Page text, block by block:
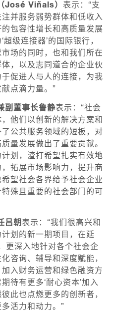
José Viñals） 表示：“支
并服务弱势群体和低收入
包容性增长和高质量发展
级连接器’的国际银行，
场的同时，也和我们所在
，以及志同道合的企业伙
促进人与人的连接，为我
点滴力量。”
董事长鲁静表示：“社会
他们以创新的解决方案和
公共服务领域的短板，对
量发展做出了重要贡献。
划，渣打希望扎实有效地
拓展市场影响力，提升商
望社会各界给予社会企业
殊且重要的社会部门的可
朝表示：“我们很高兴和
划的新一期项目，在延
更深入地针对各个社会企
咨询、辅导和深度赋能，
入财务运营和绿色融资方
待有更多‘耐心资本’加入
此也点燃更多的创新者，
活力和动力。”